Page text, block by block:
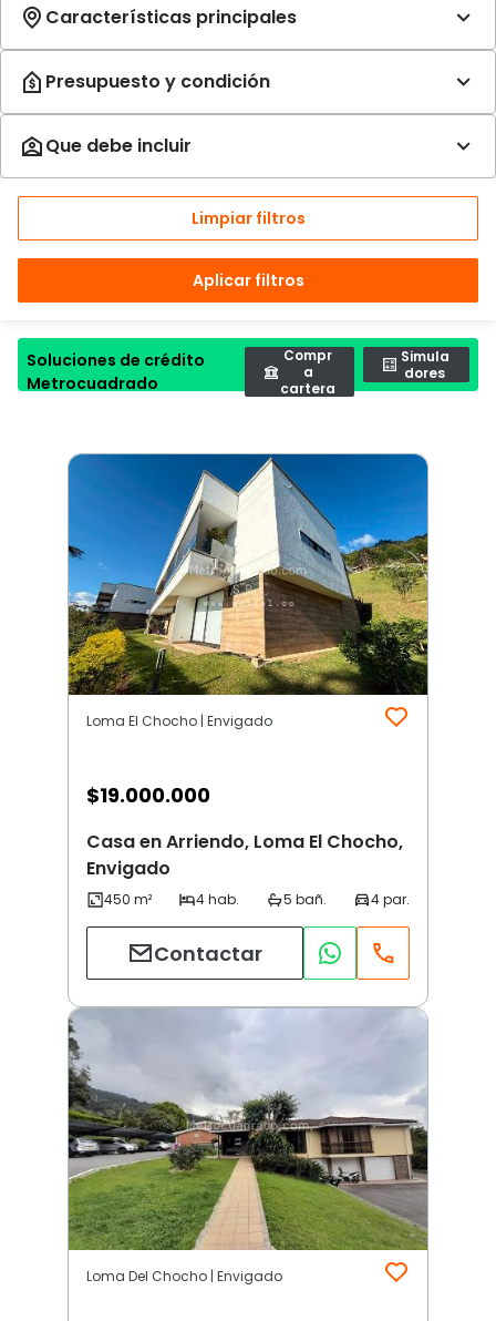
Limpiar filtros
Aplicar filtros
Soluciones de crédito
Metrocuadrado
Compr
a
cartera
Simula
dores
Loma El Chocho | Envigado
$19.000.000
Casa en Arriendo, Loma El Chocho,
Envigado
Contactar
Loma Del Chocho | Envigado